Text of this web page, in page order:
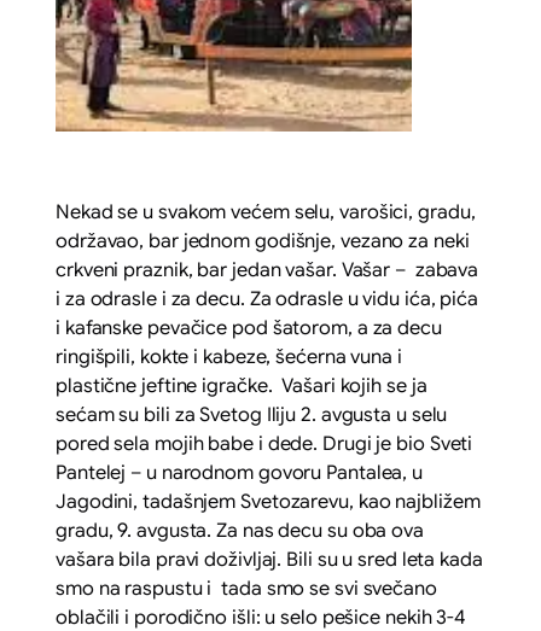
Nekad se u svakom većem selu, varošici, gradu,
održavao, bar jednom godišnje, vezano za neki
crkveni praznik, bar jedan vašar. Vašar – zabava
i za odrasle i za decu. Za odrasle u vidu ića, pića
i kafanske pevačice pod šatorom, a za decu
ringišpili, kokte i kabeze, šećerna vuna i
plastične jeftine igračke. Vašari kojih se ja
sećam su bili za Svetog Iliju 2. avgusta u selu
pored sela mojih babe i dede. Drugi je bio Sveti
Pantelej – u narodnom govoru Pantalea, u
Jagodini, tadašnjem Svetozarevu, kao najbližem
gradu, 9. avgusta. Za nas decu su oba ova
vašara bila pravi doživljaj. Bili su u sred leta kada
smo na raspustu i tada smo se svi svečano
oblačili i porodično išli: u selo pešice nekih 3-4